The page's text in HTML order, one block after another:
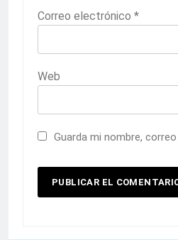
Correo electrónico *
Web
Guarda mi nombre,